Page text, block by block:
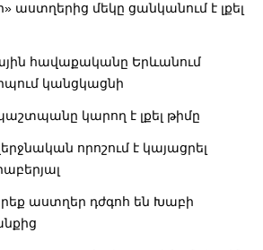
աստղերից մեկը ցանկանում է լքել
հավաքականը Երևանում
կանցկացնի
կարող է լքել թիմը
որոշում է կայացրել
աստղեր դժգոհ են Խաբի